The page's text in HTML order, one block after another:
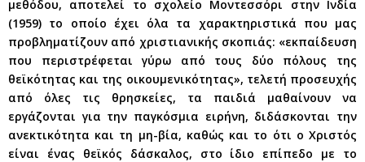
μεθόδου, αποτελεί το σχολείο Μοντεσσόρι στην Ινδία
(1959) το οποίο έχει όλα τα χαρακτηριστικά που μας
προβληματίζουν από χριστιανικής σκοπιάς: «εκπαίδευση
που περιστρέφεται γύρω από τους δύο πόλους της
θεϊκότητας και της οικουμενικότητας», τελετή προσευχής
από όλες τις θρησκείες, τα παιδιά μαθαίνουν να
εργάζονται για την παγκόσμια ειρήνη, διδάσκονται την
ανεκτικότητα και τη μη-βία, καθώς και το ότι ο Χριστός
είναι ένας θεϊκός δάσκαλος, στο ίδιο επίπεδο με το